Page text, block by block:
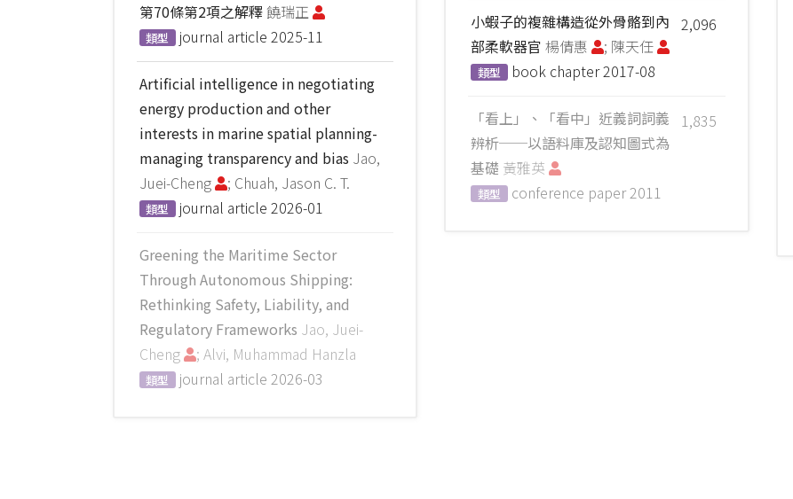
第70條第2項之解釋饒瑞正
類型 journal article 2025-11
Artificial intelligence in negotiating
energy production and other
interests in marine spatial planning-
managing transparency and bias Jao,
Juei-Cheng
; Chuah, Jason C. T.
類型 journal article 2026-01
Greening the Maritime Sector
Through Autonomous Shipping:
Rethinking Safety, Liability, and
Regulatory Frameworks Jao, Juei-
Cheng
; Alvi, Muhammad Hanzla
類型 journal article 2026-03
2,096
小蝦子的複雜構造從外骨骼到內
部柔軟器官 楊倩惠 ; 陳天任
類型 book chapter2017-08
1,835
「看上」、「看中」近義詞詞義
辨析──以語料庫及認知圖式為
基礎 黃雅英
類型 conference paper2011